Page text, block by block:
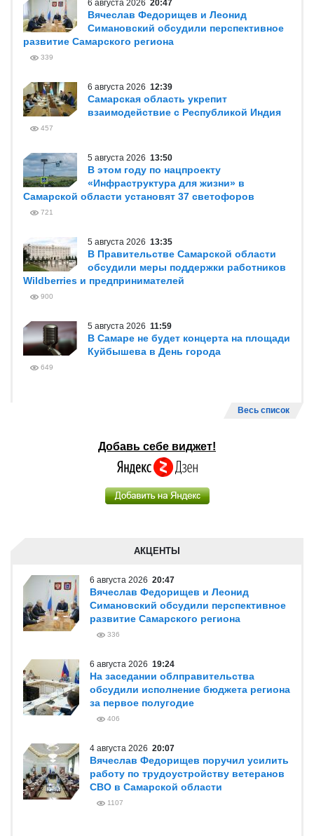
6 августа 2026 20:47
Вячеслав Федорищев и Леонид
Симановский обсудили перспективное
развитие Самарского региона
339
6 августа 2026 12:39
Самарская область укрепит
взаимодействие с Республикой Индия
457
5 августа 2026 13:50
В этом году по нацпроекту
«Инфраструктура для жизни» в
Самарской области установят 37 светофоров
721
5 августа 2026 13:35
В Правительстве Самарской области
обсудили меры поддержки работников
Wildberries и предпринимателей
900
5 августа 2026 11:59
В Самаре не будет концерта на площади
Куйбышева в День города
649
Весь список
Добавь себе виджет!
АКЦЕНТЫ
6 августа 2026 20:47
Вячеслав Федорищев и Леонид
Симановский обсудили перспективное
развитие Самарского региона
336
6 августа 2026 19:24
На заседании облправительства
обсудили исполнение бюджета региона
за первое полугодие
406
4 августа 2026 20:07
Вячеслав Федорищев поручил усилить
работу по трудоустройству ветеранов
СВО в Самарской области
1107